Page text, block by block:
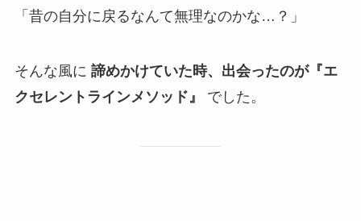
「昔の自分に戻るなんて無理なのかな…？」
そんな風に 諦めかけていた時、出会ったのが『エ
クセレントラインメソッド』
でした。